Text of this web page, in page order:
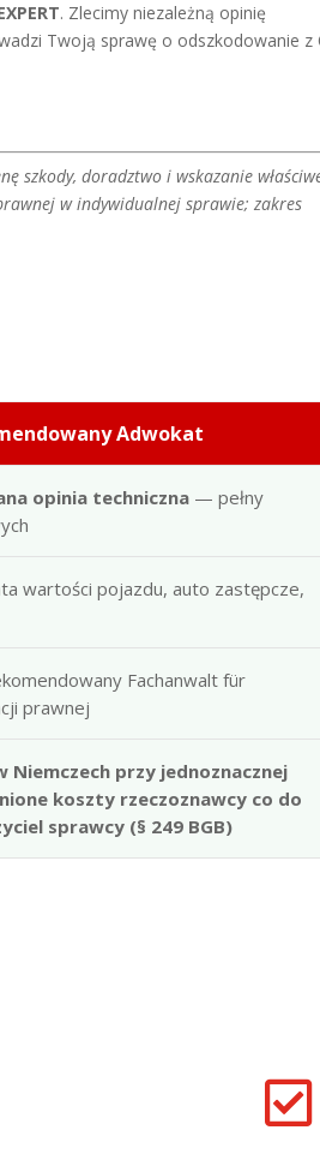
. Zlecimy niezależną opinię
Twoją sprawę o odszkodowanie z
szkody, doradztwo i wskazanie
w indywidualnej sprawie; zakres
Adwokat
opinia techniczna — pełny
wartości pojazdu, auto zastępcze,
Fachanwalt für
prawnej
Niemczech przy jednoznacznej
koszty rzeczoznawcy co do
sprawcy (§ 249 BGB)
